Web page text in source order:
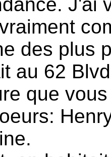
des plus
au 62
que